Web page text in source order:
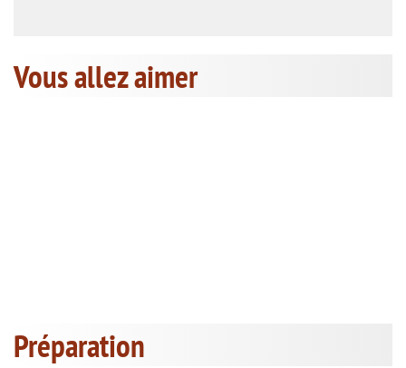
Vous allez aimer
Préparation